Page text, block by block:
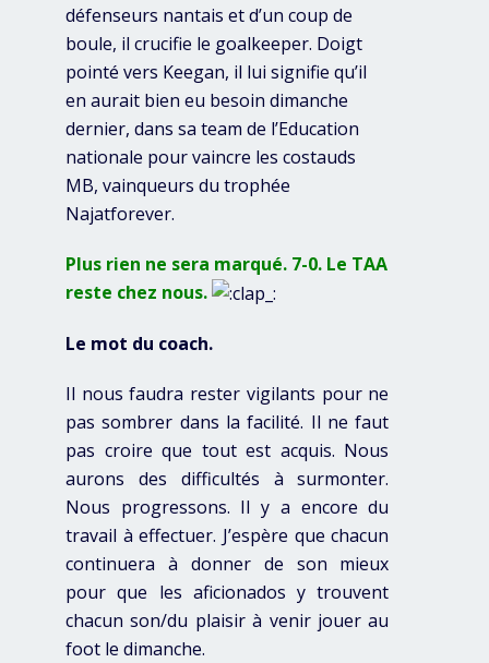
défenseurs nantais et d’un coup de
boule, il crucifie le goalkeeper. Doigt
pointé vers Keegan, il lui signifie qu’il
en aurait bien eu besoin dimanche
dernier, dans sa team de l’Education
nationale pour vaincre les costauds
MB, vainqueurs du trophée
Najatforever.
Plus rien ne sera marqué. 7-0. Le TAA
reste chez nous.
Le mot du coach.
Il nous faudra rester vigilants pour ne
pas sombrer dans la facilité. Il ne faut
pas croire que tout est acquis. Nous
aurons des difficultés à surmonter.
Nous progressons. Il y a encore du
travail à effectuer. J’espère que chacun
continuera à donner de son mieux
pour que les aficionados y trouvent
chacun son/du plaisir à venir jouer au
foot le dimanche.